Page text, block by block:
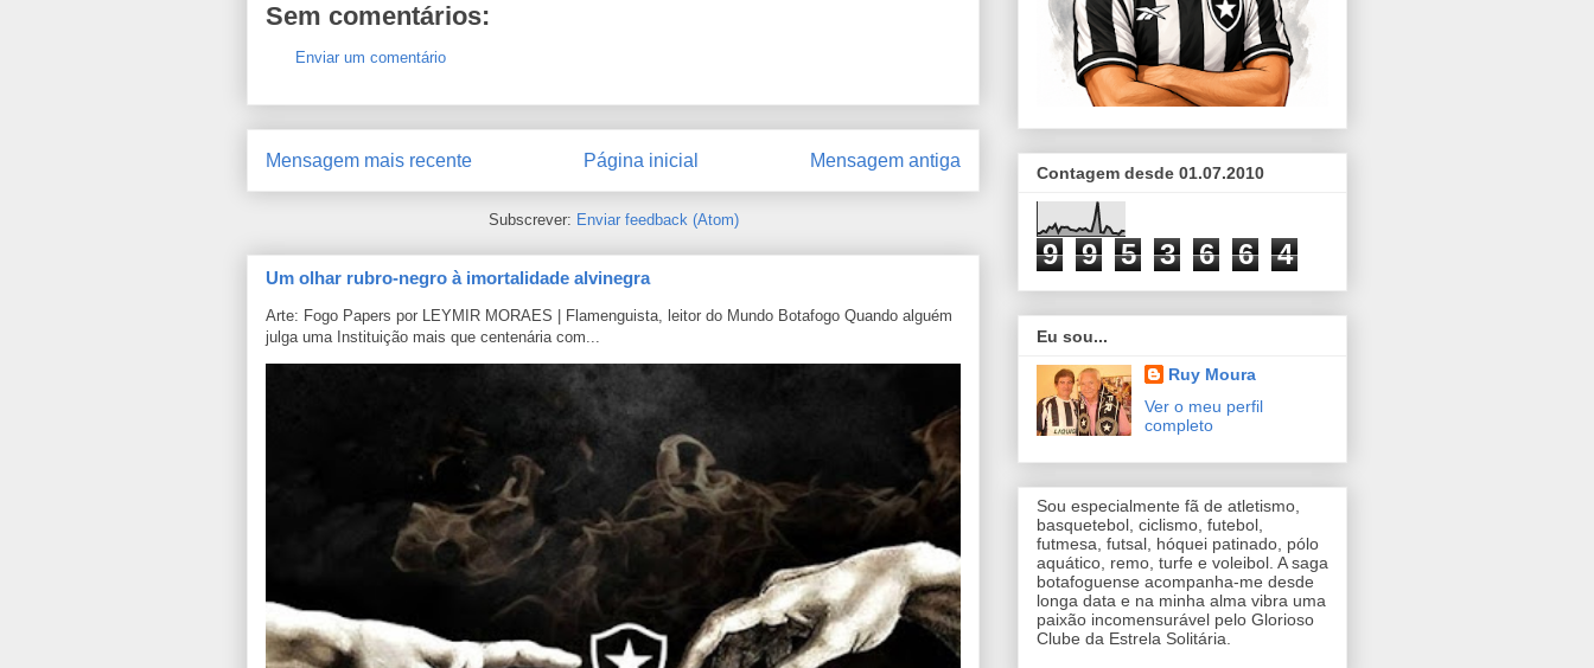
Sem comentários:
Enviar um comentário
Mensagem mais recente Mensagem antiga
Página inicial
Subscrever: Enviar feedback (Atom)
Um olhar rubro-negro à imortalidade alvinegra
Arte: Fogo Papers por LEYMIR MORAES | Flamenguista, leitor do Mundo Botafogo Quando alguém
julga uma Instituição mais que centenária com...
Contagem desde 01.07.2010
9 9 5 3 6 6 4
Eu sou...
Ruy Moura
Ver o meu perfil
completo
Sou especialmente fã de atletismo,
basquetebol, ciclismo, futebol,
futmesa, futsal, hóquei patinado, pólo
aquático, remo, turfe e voleibol. A saga
botafoguense acompanha-me desde
longa data e na minha alma vibra uma
paixão incomensurável pelo Glorioso
Clube da Estrela Solitária.